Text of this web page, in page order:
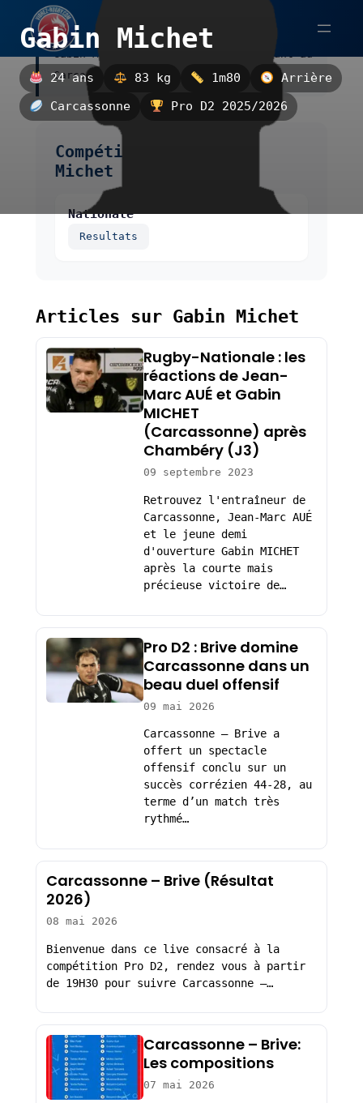
Aller
contenu
Gabin Michet
24 ans 83 kg 1m80
Arrière
Carcassonne
Pro D2 2025/2026
Gabin Michet est un arrière, évoluant au
Carcassonne.
Compétitions de Gabin
Michet
Nationale
Resultats
Articles sur Gabin Michet
Rugby-Nationale : les
réactions de Jean-
Marc AUÉ et Gabin
MICHET
(Carcassonne) après
Chambéry (J3)
09 septembre 2023
Retrouvez l'entraîneur de
Carcassonne, Jean-Marc AUÉ
et le jeune demi
d'ouverture Gabin MICHET
après la courte mais
précieuse victoire de…
Pro D2 : Brive domine
Carcassonne dans un
beau duel offensif
09 mai 2026
Carcassonne – Brive a
offert un spectacle
offensif conclu sur un
succès corrézien 44-28, au
terme d’un match très
rythmé…
Carcassonne – Brive (Résultat
2026)
08 mai 2026
Bienvenue dans ce live consacré à la
compétition Pro D2, rendez vous à partir
de 19H30 pour suivre Carcassonne –…
Carcassonne – Brive:
Les compositions
07 mai 2026